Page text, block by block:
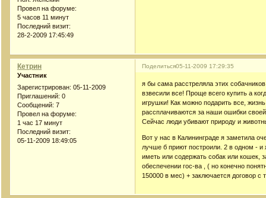
Провел на форуме:
5 часов 11 минут
Последний визит:
28-2-2009 17:45:49
Поделиться05-11-2009 17:29:35
Кетрин
Участник
Зарегистрирован: 05-11-2009
Приглашений: 0
Сообщений: 7
Провел на форуме:
1 час 17 минут
Последний визит:
05-11-2009 18:49:05
я бы сама расстреляла этих
взвесили все! Проще всего купить а
игрушки! Как можно подарить все,
рассплачиваются за наши ошибки
Сейчас люди убивают природу и
Вот у нас в Калининграде я заметила
лучше б приют построили. 2 в одном -
иметь или содержать собак или кошек,
обеспечении гос-ва , ( но конечно
150000 в мес) + заключается договор с